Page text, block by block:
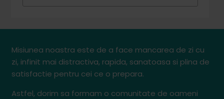
Misiunea noastra este de a face mancarea de zi cu
zi, infinit mai distractiva, rapida, sanatoasa si plina de
satisfactie pentru cei ce o prepara.
Astfel, dorim sa formam o comunitate de oameni